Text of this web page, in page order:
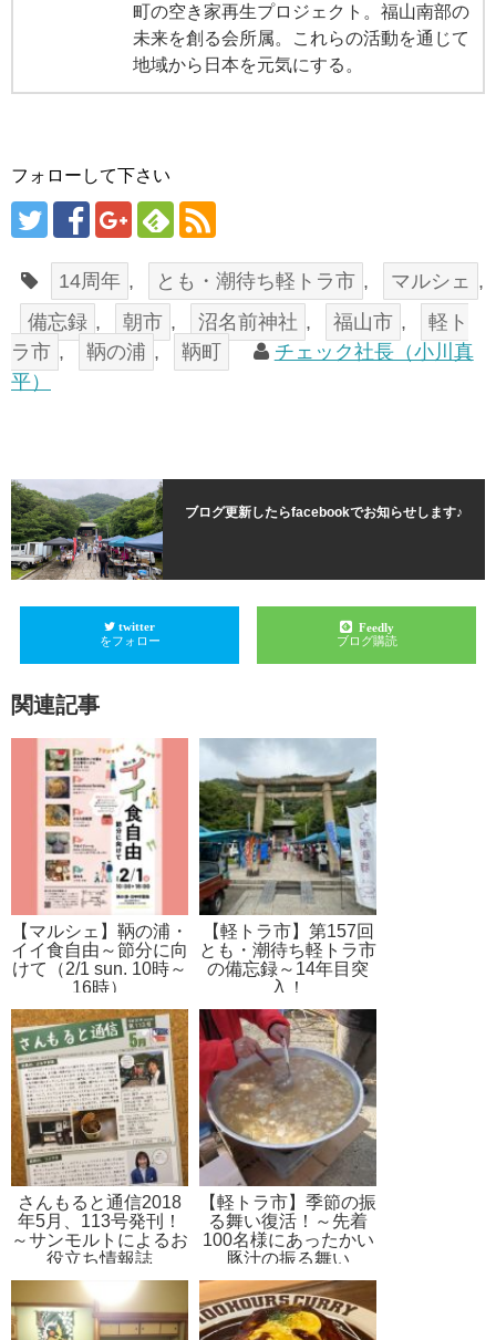
町の空き家再生プロジェクト。福山南部の
未来を創る会所属。これらの活動を通じて
地域から日本を元気にする。
フォローして下さい
14周年 , とも・潮待ち軽トラ市 , マルシェ ,
備忘録 , 朝市 , 沼名前神社 , 福山市 ,
軽ト
ラ市 , 鞆の浦 , 鞆町
チェック社長（小川真
平）
ブログ更新したらfacebookでお知らせします♪
twitter
をフォロー
Feedly
ブログ購読
関連記事
【マルシェ】鞆の浦・
イイ食自由～節分に向
けて（2/1 sun. 10時～
16時）
【軽トラ市】第157回
とも・潮待ち軽トラ市
の備忘録～14年目突
入！
さんもると通信2018
年5月、113号発刊！
～サンモルトによるお
役立ち情報誌
【軽トラ市】季節の振
る舞い復活！～先着
100名様にあったかい
豚汁の振る舞い